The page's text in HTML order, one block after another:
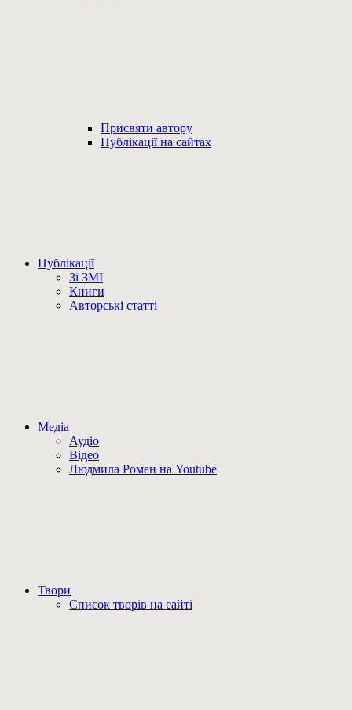
Присвяти автору
Публікації на сайтах
Публікації
Зі ЗМІ
Книги
Авторські статті
Медіа
Аудіо
Відео
Людмила Ромен на Youtube
Твори
Список творів на сайті